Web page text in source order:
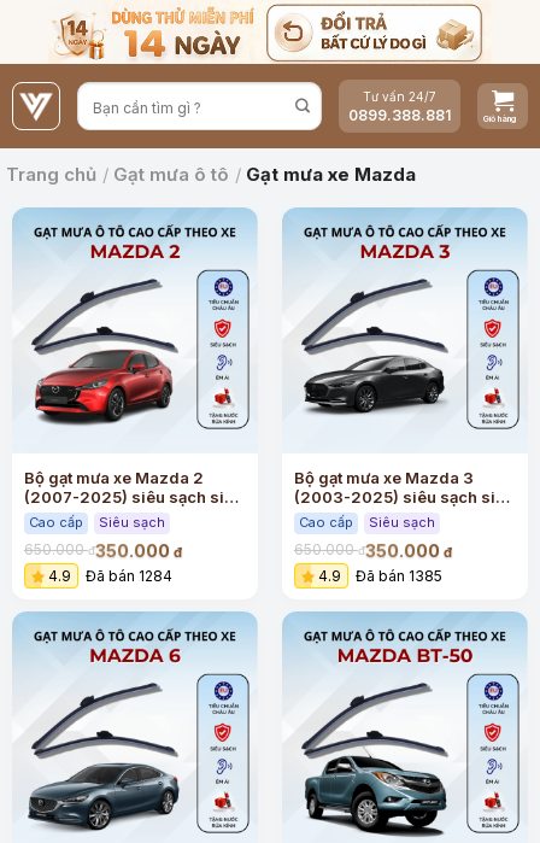
nội
dung
Tư vấn 24/7
0899.388.881
Trang chủ / Gạt mưa ô tô / Gạt mưa xe Mazda
Bộ gạt mưa xe Mazda 2
(2007-2025) siêu sạch siêu
êm
Cao cấp Siêu sạch
650.000đ350.000 đ
4.9 Đã bán 1284
Bộ gạt mưa xe Mazda 3
(2003-2025) siêu sạch siêu
êm
Cao cấp Siêu sạch
650.000đ350.000 đ
4.9 Đã bán 1385